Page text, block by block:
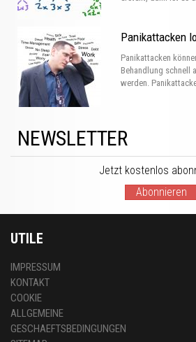
Panikattacken
Panikattacken
Behandlung schnell
werden.
NEWSLETTER
Jetzt kostenlos
Abonnieren
UTILE
IMPRESSUM
KONTAKT
COOKIE
ALLGEMEINE
GESCHAEFTSBEDINGUNGEN